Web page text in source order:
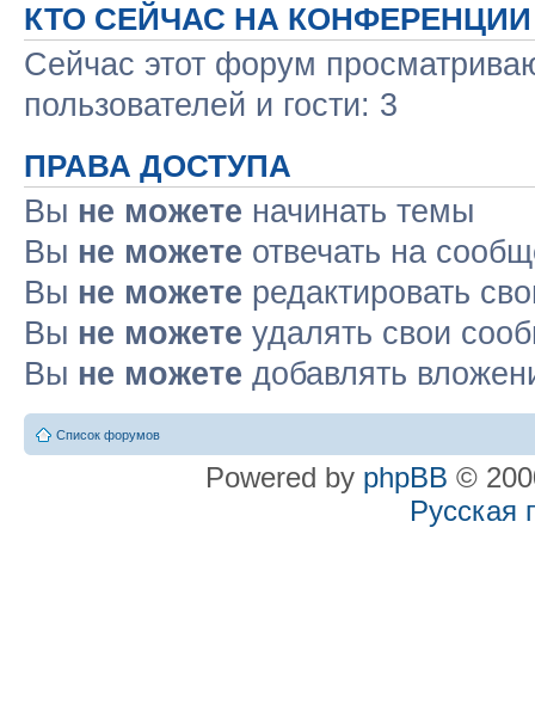
КТО СЕЙЧАС НА КОНФЕРЕНЦИИ
Сейчас этот форум
пользователей и гости: 3
ПРАВА ДОСТУПА
Вы не можете начинать темы
Вы не можете отвечать на
Вы не можете редактировать
Вы не можете удалять свои
Вы не можете добавлять
Список форумов
Powered by phpBB ©
Русская